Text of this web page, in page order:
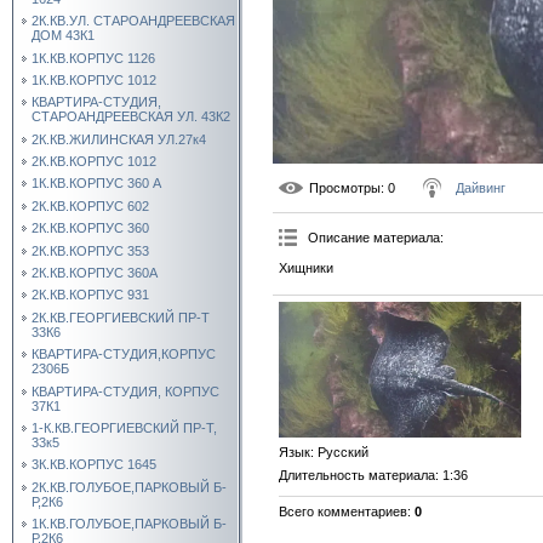
2К.КВ.УЛ. СТАРОАНДРЕЕВСКАЯ
ДОМ 43К1
1К.КВ.КОРПУС 1126
1К.КВ.КОРПУС 1012
КВАРТИРА-СТУДИЯ,
СТАРОАНДРЕЕВСКАЯ УЛ. 43К2
2К.КВ.ЖИЛИНСКАЯ УЛ.27к4
2К.КВ.КОРПУС 1012
1К.КВ.КОРПУС 360 А
2К.КВ.КОРПУС 602
2К.КВ.КОРПУС 360
2К.КВ.КОРПУС 353
2К.КВ.КОРПУС 360А
2К.КВ.КОРПУС 931
2К.КВ.ГЕОРГИЕВСКИЙ ПР-Т
33К6
КВАРТИРА-СТУДИЯ,КОРПУС
2306Б
КВАРТИРА-СТУДИЯ, КОРПУС
37К1
1-К.КВ.ГЕОРГИЕВСКИЙ ПР-Т,
33к5
3К.КВ.КОРПУС 1645
2К.КВ.ГОЛУБОЕ,ПАРКОВЫЙ Б-
Р,2К6
1К.КВ.ГОЛУБОЕ,ПАРКОВЫЙ Б-
Р,2К6
Просмотры: 0 Дайвинг
Описание материала:
Хищники
Язык: Русский
Длительность материала: 1:36
Всего комментариев: 0